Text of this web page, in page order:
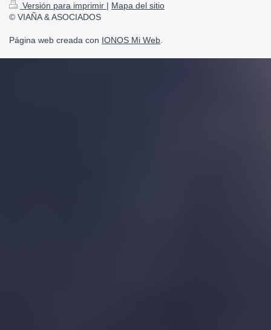
Versión para imprimir | Mapa del sitio
© VIAÑA & ASOCIADOS
Página web creada con IONOS Mi Web